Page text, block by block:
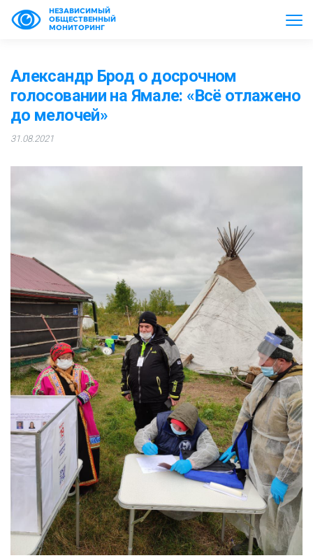
НЕЗАВИСИМЫЙ
ОБЩЕСТВЕННЫЙ
МОНИТОРИНГ
Александр Брод о досрочном
голосовании на Ямале: «Всё отлажено
до мелочей»
31.08.2021